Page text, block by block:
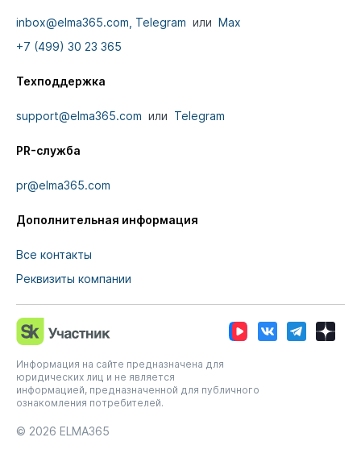
inbox@elma365.com, Telegram или Max
+7 (499) 30 23 365
Техподдержка
support@elma365.com или Telegram
PR-служба
pr@elma365.com
Дополнительная информация
Все контакты
Реквизиты компании
Информация на сайте предназначена для
юридических лиц и не является
информацией, предназначенной для публичного
ознакомления потребителей.
© 2026 ELMA365